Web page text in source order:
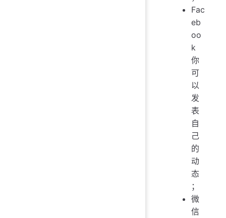
Fac
eb
oo
k
你
可
以
发
表
自
己
的
动
态
；
微
信